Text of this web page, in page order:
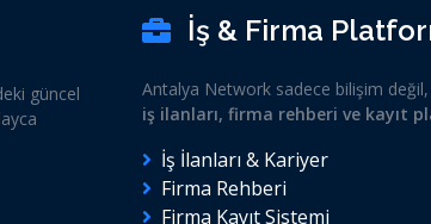
güncel
İş & Firma
Antalya Network sadece bilişim değil,
iş ilanları, firma rehberi ve kayıt
İş İlanları & Kariyer
Firma Rehberi
Firma Kayıt Sistemi